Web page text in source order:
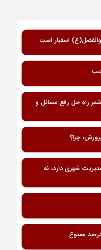
اسفبار است
راهِ حل رفع مسائل و
چرا؟
شهری دارد، نه